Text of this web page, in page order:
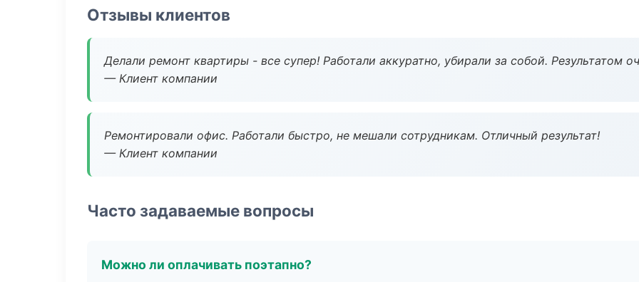
Отзывы клиентов
Делали ремонт квартиры - все супер! Работали аккуратно, убирали за собой. Результатом
— Клиент компании
Ремонтировали офис. Работали быстро, не мешали сотрудникам. Отличный результат!
— Клиент компании
Часто задаваемые вопросы
Можно ли оплачивать поэтапно?